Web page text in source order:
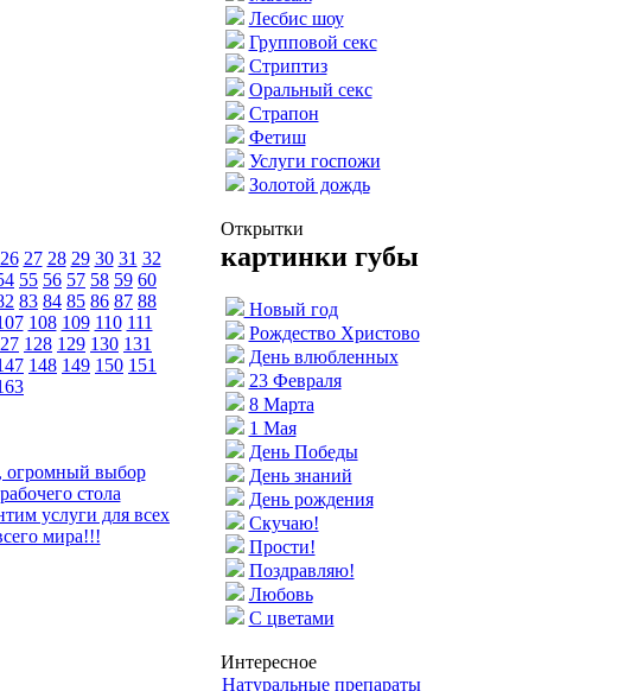
26 27 28 29 30 31 32
55 56 57 58 59 60
83 84 85 86 87 88
108 109 110 111
128 129 130 131
148 149 150 151
огромный выбор
стола
услуги для всех
мира!!!
Лесбис шоу
Групповой секс
Стриптиз
Оральный секс
Страпон
Фетиш
Услуги госпожи
Золотой дождь
Открытки
картинки губы
Новый год
Рождество Христово
День влюбленных
23 Февраля
8 Марта
1 Мая
День Победы
День знаний
День рождения
Скучаю!
Прости!
Поздравляю!
Любовь
С цветами
Интересное
Натуральные препараты